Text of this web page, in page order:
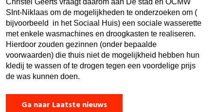
SInt-Niklaas om de mogelijkheden te onderzoeken om (
bijvoorbeeld in het Sociaal Huis) een sociale wasserette
met enkele wasmachines en droogkasten te realiseren.
Hierdoor zouden gezinnen (onder bepaalde
voorwaarden) die thuis niet de mogelijkheid hebben hun
kledij te wassen of te drogen tegen een voordelige prijs
de was kunnen doen.
Ga naar Laatste nieuws